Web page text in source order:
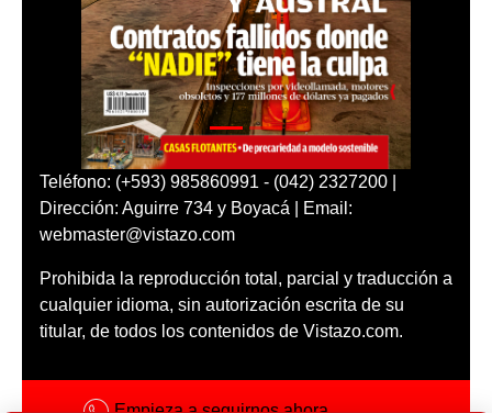
Teléfono: (+593) 985860991 - (042) 2327200 |
Dirección: Aguirre 734 y Boyacá | Email:
webmaster@vistazo.com
Prohibida la reproducción total, parcial y traducción a
cualquier idioma, sin autorización escrita de su
titular, de todos los contenidos de Vistazo.com.